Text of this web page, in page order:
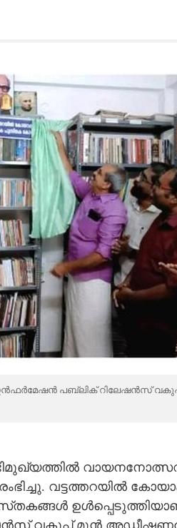
പ​ബ്ലി​ക് റി​ലേ​ഷൻ​സ്
വ​ട്ട​ത്ത​റ​യിൽ
പു​സ്​ത​ക​ങ്ങൾ
വ​കു​പ്പ് മുൻ